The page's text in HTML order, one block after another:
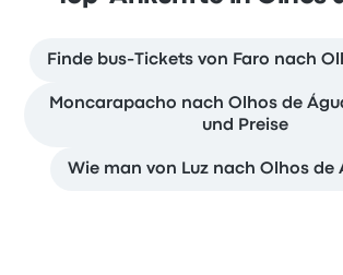
Finde bus-Tickets von Faro nach
Moncarapacho nach Olhos de
und Preise
Wie man von Luz nach Olhos de